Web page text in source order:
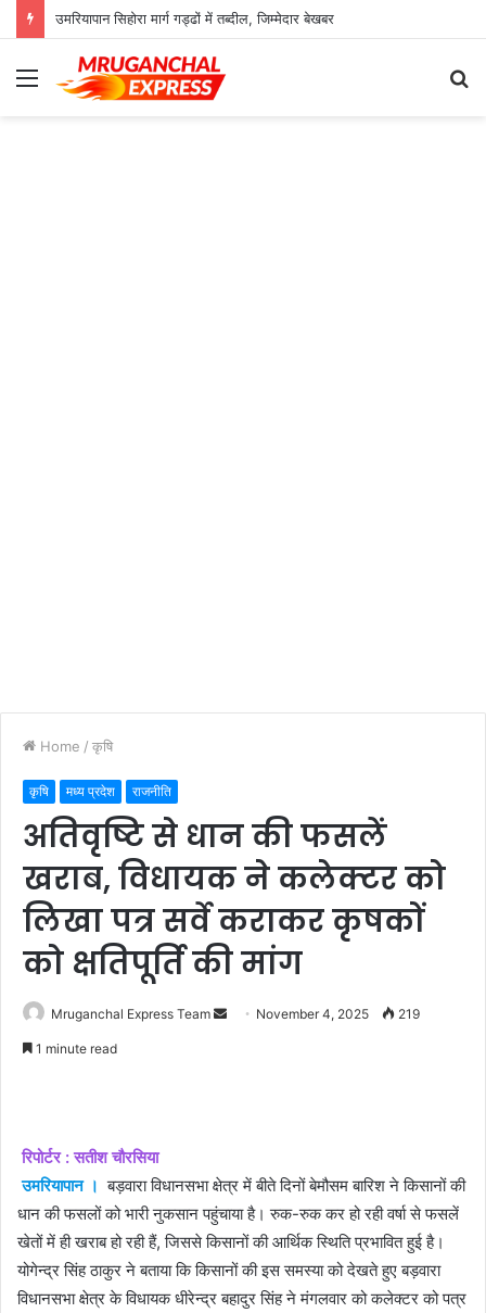
उमरियापान सिहोरा मार्ग गड्ढों में तब्दील, जिम्मेदार बेखबर
Menu
Home / कृषि
कृषि मध्य प्रदेश राजनीति
अतिवृष्टि से धान की फसलें
खराब, विधायक ने कलेक्टर को
लिखा पत्र सर्वे कराकर कृषकों
को क्षतिपूर्ति की मांग
Mruganchal Express Team
Send November 4, 2025 219
1 minute read
रिपोर्टर : सतीश चौरसिया
उमरियापान । बड़वारा विधानसभा क्षेत्र में बीते दिनों बेमौसम बारिश ने किसानों की
धान की फसलों को भारी नुकसान पहुंचाया है। रुक-रुक कर हो रही वर्षा से फसलें
खेतों में ही खराब हो रही हैं, जिससे किसानों की आर्थिक स्थिति प्रभावित हुई है।
योगेन्द्र सिंह ठाकुर ने बताया कि किसानों की इस समस्या को देखते हुए बड़वारा
विधानसभा क्षेत्र के विधायक धीरेन्द्र बहादुर सिंह ने मंगलवार को कलेक्टर को पत्र